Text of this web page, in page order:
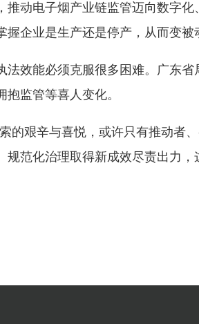
动电子烟产业链监管迈向数字
企业是生产还是停产，从而变被
效能必须克服很多困难。广东
监管等喜人变化。
的艰辛与喜悦，或许只有推动
范化治理取得新成效尽责出力，